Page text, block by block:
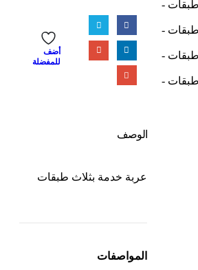
أضف
للمفضلة
الوصف
عربة خدمة بثلاث طبقات
المواصفات